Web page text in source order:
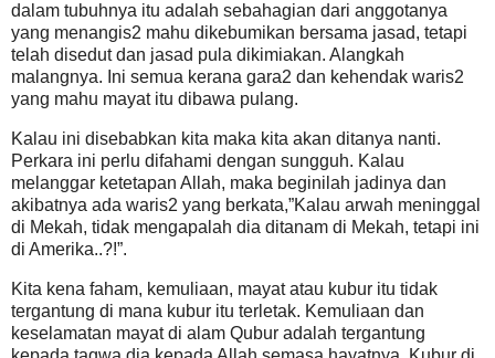
dalam tubuhnya itu adalah sebahagian dari anggotanya
yang menangis2 mahu dikebumikan bersama jasad, tetapi
telah disedut dan jasad pula dikimiakan. Alangkah
malangnya. Ini semua kerana gara2 dan kehendak waris2
yang mahu mayat itu dibawa pulang.
Kalau ini disebabkan kita maka kita akan ditanya nanti.
Perkara ini perlu difahami dengan sungguh. Kalau
melanggar ketetapan Allah, maka beginilah jadinya dan
akibatnya ada waris2 yang berkata,”Kalau arwah meninggal
di Mekah, tidak mengapalah dia ditanam di Mekah, tetapi ini
di Amerika..?!”.
Kita kena faham, kemuliaan, mayat atau kubur itu tidak
tergantung di mana kubur itu terletak. Kemuliaan dan
keselamatan mayat di alam Qubur adalah tergantung